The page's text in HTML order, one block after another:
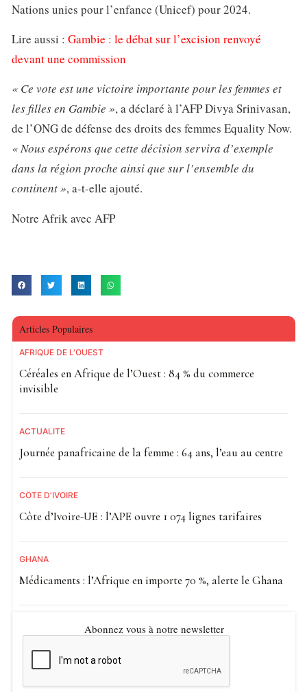
Nations unies pour l’enfance (Unicef) pour 2024.
Lire aussi : Gambie : le débat sur l’excision renvoyé
devant une commission
« Ce vote est une victoire importante pour les femmes et
les filles en Gambie », a déclaré à l’AFP Divya Srinivasan,
de l’ONG de défense des droits des femmes Equality Now.
« Nous espérons que cette décision servira d’exemple
dans la région proche ainsi que sur l’ensemble du
continent », a-t-elle ajouté.
Notre Afrik avec AFP
Articles Populaires
AFRIQUE DE L'OUEST
Céréales en Afrique de l’Ouest : 84 % du commerce
invisible
ACTUALITE
Journée panafricaine de la femme : 64 ans, l’eau au centre
CÔTE D'IVOIRE
Côte d’Ivoire-UE : l’APE ouvre 1 074 lignes tarifaires
GHANA
Médicaments : l’Afrique en importe 70 %, alerte le Ghana
Abonnez vous à notre newsletter